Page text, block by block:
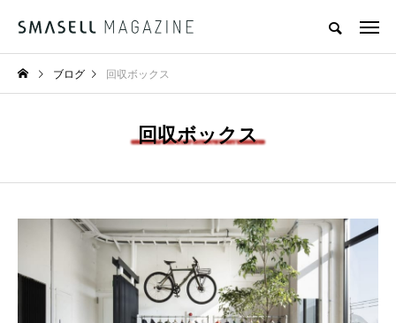
ブログ 回収ボックス
回収ボックス